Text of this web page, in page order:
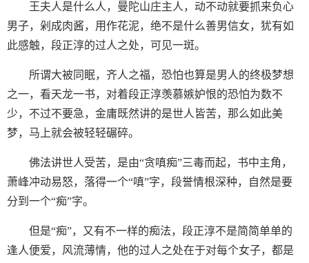
王夫人是什么人，曼陀山庄主人，动不动就要抓来负心
男子，剁成肉酱，用作花泥，绝不是什么善男信女，犹有如
此感触，段正淳的过人之处，可见一斑。
所谓大被同眠，齐人之福，恐怕也算是男人的终极梦想
之一，看天龙一书，对着段正淳羡慕嫉妒恨的恐怕为数不
少，不过不要急，金庸既然讲的是世人皆苦，那么如此美
梦，马上就会被轻轻碾碎。
佛法讲世人受苦，是由“贪嗔痴”三毒而起，书中主角，
萧峰冲动易怒，落得一个“嗔”字，段誉情根深种，自然是要
分到一个“痴”字。
但是“痴”，又有不一样的痴法，段正淳不是简简单单的
逢人便爱，风流薄情，他的过人之处在于对每个女子，都是